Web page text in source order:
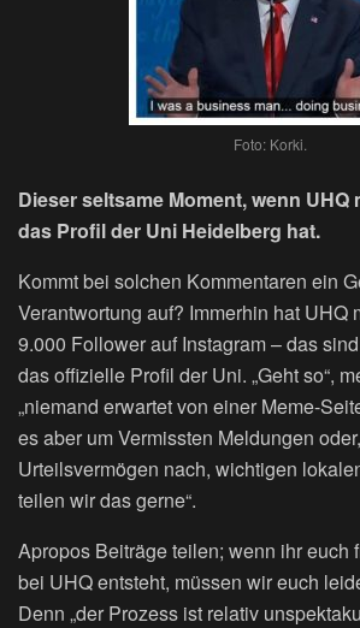
Foto: Korki.
Dieser seltsame Moment, wenn UHQ
das Profil der Uni Heidelberg hat.
Kommt bei solchen Kommentaren ein
Verantwortung auf? Immerhin hat UHQ
9.000 Follower auf Instagram – das
das offizielle Profil der Uni. „Geht so“,
„niemand erwartet von einer Meme-
es aber um Vermissten Meldungen
Urteilsvermögen nach, wichtigen
teilen wir das gerne“.
Apropos Beiträge teilen; wenn ihr euch
bei UHQ entsteht, müssen wir euch
Denn „der Prozess ist relativ